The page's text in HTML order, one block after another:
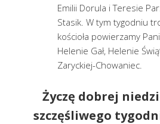
Emilii Dorula i Teresie
Stasik. W tym tygodniu
kościoła powierzamy
Helenie Gał, Helenie
Zaryckiej-Chowaniec.
Życzę dobrej
szczęśliwego